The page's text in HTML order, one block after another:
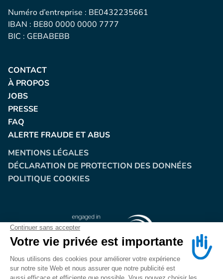
Numéro d’entreprise : BE0432235661
IBAN : BE80 0000 0000 7777
BIC : GEBABEBB
CONTACT
À PROPOS
JOBS
PRESSE
FAQ
ALERTE FRAUDE ET ABUS
MENTIONS LÉGALES
DÉCLARATION DE PROTECTION DES DONNÉES
POLITIQUE COOKIES